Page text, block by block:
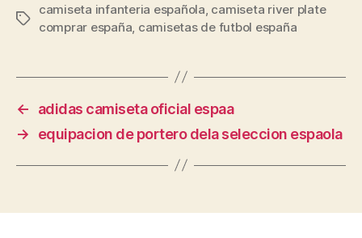
Etiquetas
camiseta infanteria española, camiseta river plate
comprar españa, camisetas de futbol españa
←
adidas camiseta oficial espaa
→
equipacion de portero dela seleccion espaola